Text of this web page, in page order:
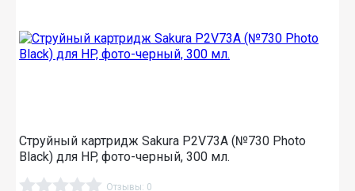
Струйный картридж Sakura P2V73A (№730 Photo
Black) для HP, фото-черный, 300 мл.
Отзывы: 0